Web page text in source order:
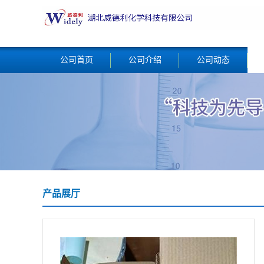
公司首页 公司介绍 公司动态
产品展厅